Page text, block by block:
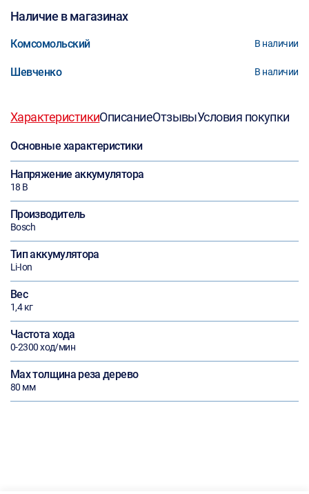
Наличие в магазинах
Комсомольский В наличии
Шевченко В наличии
ХарактеристикиОписаниеОтзывыУсловия покупки
Основные характеристики
Напряжение аккумулятора
18 В
Производитель
Bosch
Тип аккумулятора
Li-Ion
Вес
1,4 кг
Частота хода
0-2300 ход/мин
Max толщина реза дерево
80 мм